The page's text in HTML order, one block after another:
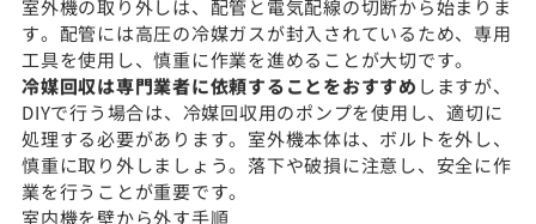
室外機の取り外しは、配管と電気配線の切断から始まりま
す。配管には高圧の冷媒ガスが封入されているため、専用
工具を使用し、慎重に作業を進めることが大切です。
冷媒回収は専門業者に依頼することをおすすめ しますが、
DIYで行う場合は、冷媒回収用のポンプを使用し、適切に
処理する必要があります。室外機本体は、ボルトを外し、
慎重に取り外しましょう。落下や破損に注意し、安全に作
業を行うことが重要です。
室内機を壁から外す手順